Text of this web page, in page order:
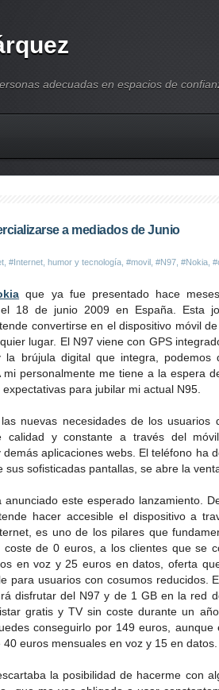
adecuadas en espacios de
a mediados de Junio
#Internet, humor y tecnología #movil #N97 #Nokia
que ya fue presentado hace
18 de junio 2009 en España. Esta
convertirse en el dispositivo móvil
lugar. El N97 viene con GPS
la brújula digital que integra,
personalmente me tiene a la espera
para jubilar mi actual N95.
nuevas necesidades de los usuarios
calidad y constante a través del
aplicaciones webs. El teléfono ha
sofisticadas pantallas, se abre la
este esperado lanzamiento.
hacer accesible el dispositivo a
es uno de los pilares que
coste de 0 euros, a los clientes que se
en voz y 25 euros en datos, oferta
para usuarios con cosumos reducidos.
disfrutar del N97 y de 1 GB en la red
gratis y TV sin coste durante un
conseguirlo por 149 euros, aunque
euros mensuales en voz y 15 en datos.
la posibilidad de hacerme con